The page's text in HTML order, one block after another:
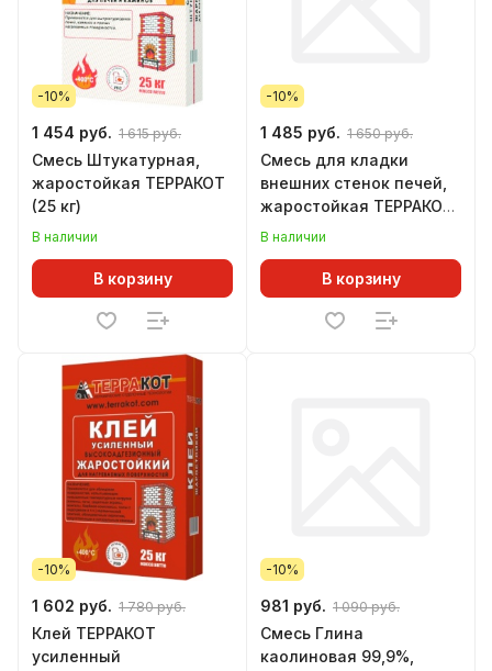
-10%
1 454 руб. 1 615 руб.
Смесь Штукатурная,
жаростойкая ТЕРРАКОТ
(25 кг)
В наличии
В корзину
-10%
1 485 руб. 1 650 руб.
Смесь для кладки
внешних стенок печей,
жаростойкая ТЕРРАКОТ
(25 кг)
В наличии
В корзину
-10%
1 602 руб. 1 780 руб.
Клей ТЕРРАКОТ
усиленный
-10%
981 руб. 1 090 руб.
Смесь Глина
каолиновая 99,9%,